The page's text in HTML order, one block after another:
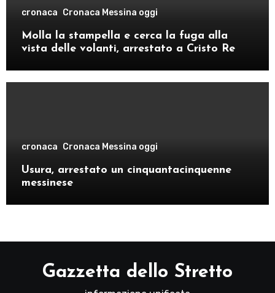
cronaca Cronaca Messina oggi
Molla la stampella e cerca la fuga alla
vista delle volanti, arrestato a Cristo Re
cronaca Cronaca Messina oggi
Usura, arrestato un cinquantacinquenne
messinese
Gazzetta dello Stretto